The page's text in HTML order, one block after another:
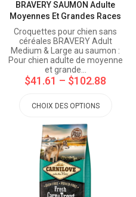
BRAVERY SAUMON Adulte
Moyennes Et Grandes Races
Croquettes pour chien sans
céréales BRAVERY Adult
Medium & Large au saumon :
Pour chien adulte de moyenne
et grande…
$41.61 – $102.88
CHOIX DES OPTIONS